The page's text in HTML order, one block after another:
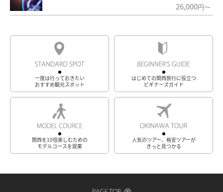
26,000円～
一度は行っておきたい
おすすめ観光スポット
はじめての関西旅行に役立つ
ビギナーズガイド
関西を10倍楽しむための
モデルコースを提案
人気のツアー、格安ツアーが
きっと見つかる